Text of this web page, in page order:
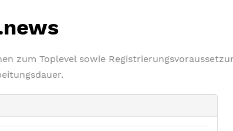
zum Toplevel sowie